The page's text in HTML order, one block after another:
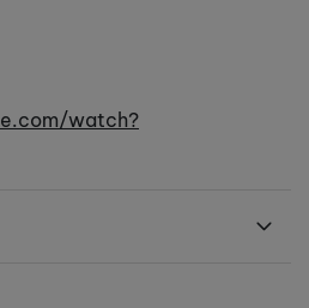
lyžaře.
watch?